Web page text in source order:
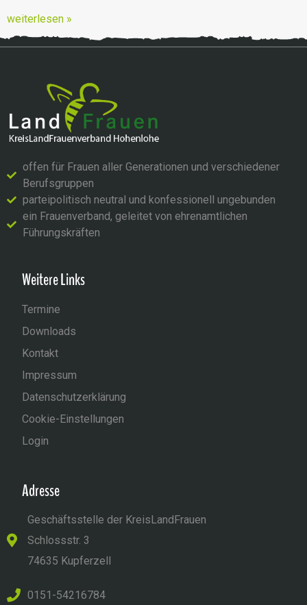
weiterlesen »
offen für Frauen aller Generationen und verschiedener
Berufsgruppen
parteipolitisch neutral und konfessionell ungebunden
ein Frauenverband, geleitet von ehrenamtlichen
Führungskräften
Weitere Links
Termine
Downloads
Kontakt
Impressum
Datenschutzerklärung
Cookie-Einstellungen
Login
Adresse
Geschäftsstelle der KreisLandFrauen
Schlossstr. 3
74635 Kupferzell
0151-54216784